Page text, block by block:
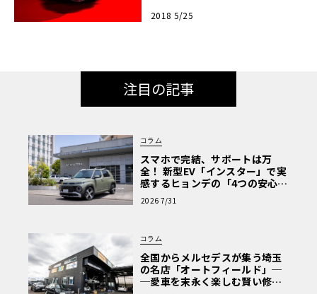
2018 5/25
注目の記事
コラム
スマホで完結、サポートは万
全！ 新型EV「インスター」で実
感するヒョンデの「4つの安心」
【第1回・ヒョンデ6つの疑問：
Why? Hyundai?】〈PR〉
2026 7/31
コラム
全国からメルセデスが集う埼玉
の名店「オートフィールド」─
─愛車を末永く楽しむ賢い修理